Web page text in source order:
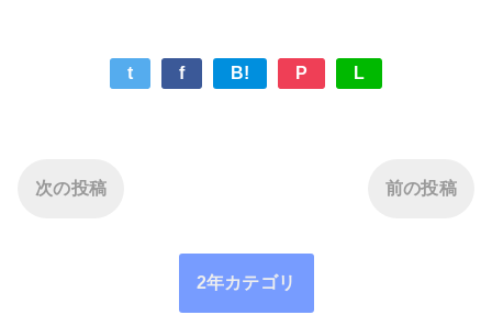
t f B! P L
次の投稿 前の投稿
2年カテゴリ